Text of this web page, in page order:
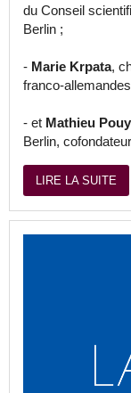
du Conseil
Berlin ;
- Marie Krpata,
franco-
- et Mathieu
Berlin,
LIRE LA SUITE